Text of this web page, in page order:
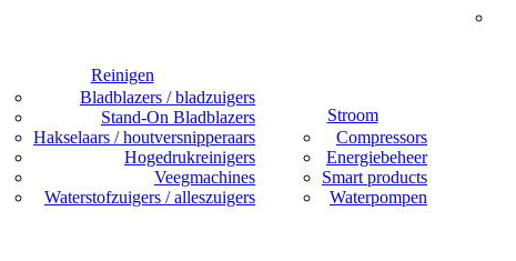
Reinigen
Bladblazers / bladzuigers
Stand-On Bladblazers
Hakselaars / houtversnipperaars
Hogedrukreinigers
Veegmachines
Waterstofzuigers / alleszuigers
Stroom
Compressors
Energiebeheer
Smart products
Waterpompen